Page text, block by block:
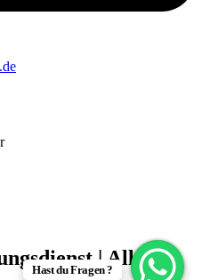
| Alle
Hast du Fragen ?